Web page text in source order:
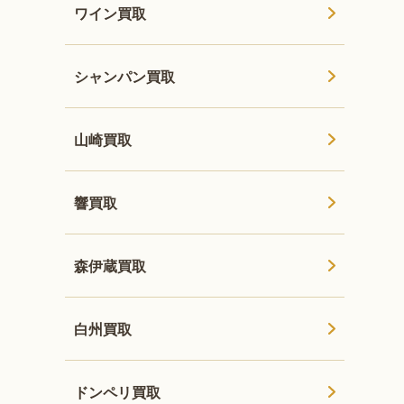
ワイン買取
シャンパン買取
山崎買取
響買取
森伊蔵買取
白州買取
ドンペリ買取